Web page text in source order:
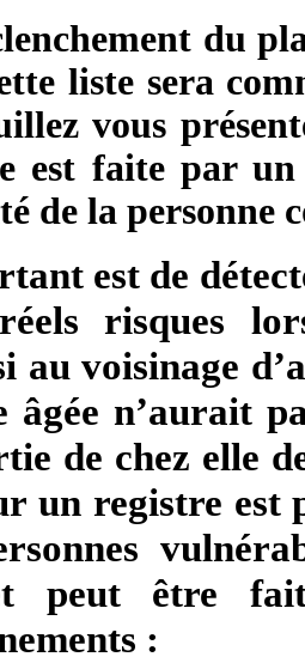
du
liste sera
vous
est faite par
de la personne
est de
risques
au voisinage
âgée n’aurait
de chez elle
un registre est
peut être
: